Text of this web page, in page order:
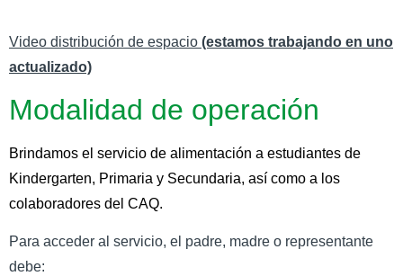
Video distribución de espacio (estamos trabajando en uno
actualizado)
Modalidad de operación
Brindamos el servicio de alimentación a estudiantes de
Kindergarten, Primaria y Secundaria, así como a los
colaboradores del CAQ.
Para acceder al servicio, el padre, madre o representante
debe: